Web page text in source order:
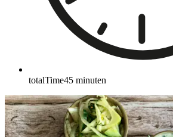
totalTime45 minuten